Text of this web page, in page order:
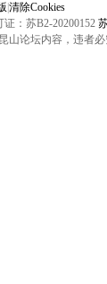
清除Cookies
：苏B2-20200152
山论坛内容，违者必